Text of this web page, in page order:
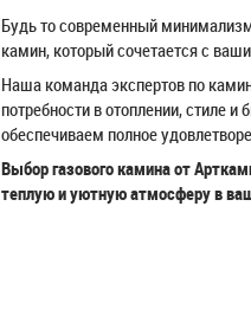
Будь то современный
камин, который сочетается с
Наша команда экспертов по
потребности в отоплении, стиле
обеспечиваем полное
Выбор газового камина от
теплую и уютную атмосферу в